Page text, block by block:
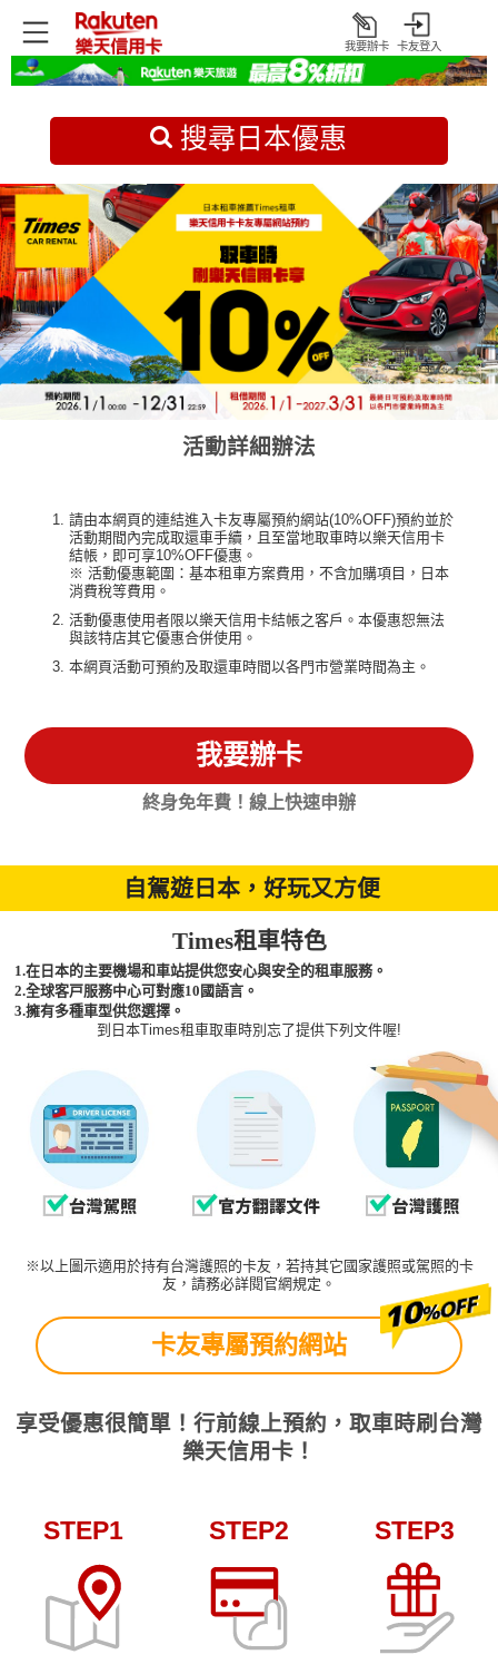
打
開
我要辦卡 卡友登入
首頁 日本旅遊優惠
搜尋日本優惠
活動詳細辦法
請由本網頁的連結進入卡友專屬預約網站(10%OFF)預約並於
活動期間內完成取還車手續，且至當地取車時以樂天信用卡
結帳，即可享10%OFF優惠。
※ 活動優惠範圍：基本租車方案費用，不含加購項目，日本
消費稅等費用。
活動優惠使用者限以樂天信用卡結帳之客戶。本優惠恕無法
與該特店其它優惠合併使用。
本網頁活動可預約及取還車時間以各門市營業時間為主。
我要辦卡
終身免年費！線上快速申辦
自駕遊日本，好玩又方便
Times租車特色
1.在日本的主要機場和車站提供您安心與安全的租車服務。
2.全球客戸服務中心可對應10國語言。
3.擁有多種車型供您選擇。
到日本Times租車取車時別忘了提供下列文件喔!
※以上圖示適用於持有台灣護照的卡友，若持其它國家護照或駕照的卡
友，請務必詳閱官網規定。
卡友專屬預約網站
享受優惠很簡單！行前線上預約，取車時刷台灣
樂天信用卡！
STEP1 STEP2 STEP3